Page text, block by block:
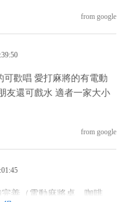
from google
可歡唱 愛打麻將的有電動
友還可戲水 適者一家大小
from google
善（電動麻將桌、咖啡